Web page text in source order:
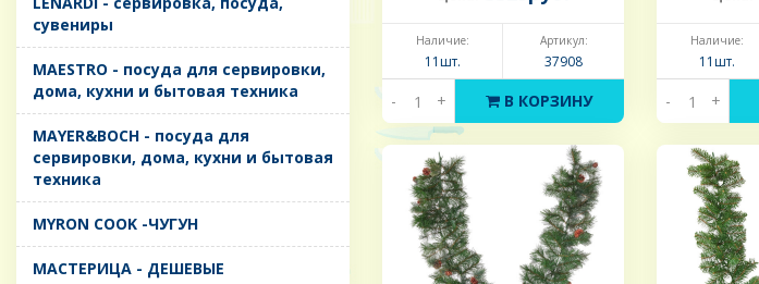
сувениры
MAESTRO - посуда для сервировки,
дома, кухни и бытовая техника
MAYER&BOCH - посуда для
сервировки, дома, кухни и бытовая
техника
MYRON COOK -ЧУГУН
MАСТЕРИЦА - ДЕШЕВЫЕ
Наличие:
11шт.
Артикул:
37908
- + В КОРЗИНУ
Наличие:
11шт.
- +